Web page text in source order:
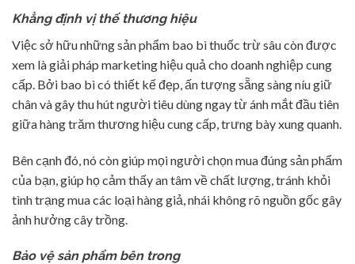
Khẳng định vị thế thương hiệu
Việc sở hữu những sản phẩm bao bì thuốc trừ sâu còn được
xem là giải pháp marketing hiệu quả cho doanh nghiệp cung
cấp. Bởi bao bì có thiết kế đẹp, ấn tượng sẵng sàng níu giữ
chân và gây thu hút người tiêu dùng ngay từ ánh mắt đầu tiên
giữa hàng trăm thương hiệu cung cấp, trưng bày xung quanh.
Bên cạnh đó, nó còn giúp mọi người chọn mua đúng sản phẩm
của bạn, giúp họ cảm thấy an tâm về chất lượng, tránh khỏi
tình trạng mua các loại hàng giả, nhái không rõ nguồn gốc gây
ảnh hưởng cây trồng.
Bảo vệ sản phẩm bên trong